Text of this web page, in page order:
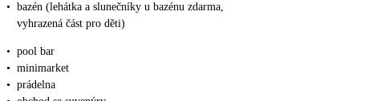
• bazén (lehátka a slunečníky u bazénu zdarma,
vyhrazená část pro děti)
• pool bar
• minimarket
• prádelna